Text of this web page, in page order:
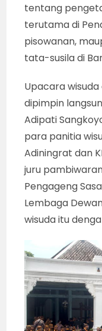
tentang
terutama di
pisowanan,
tata-susila di
Upacara
dipimpin
Adipati
para panitia
Adiningrat dan
juru
Pengageng
Lembaga
wisuda itu